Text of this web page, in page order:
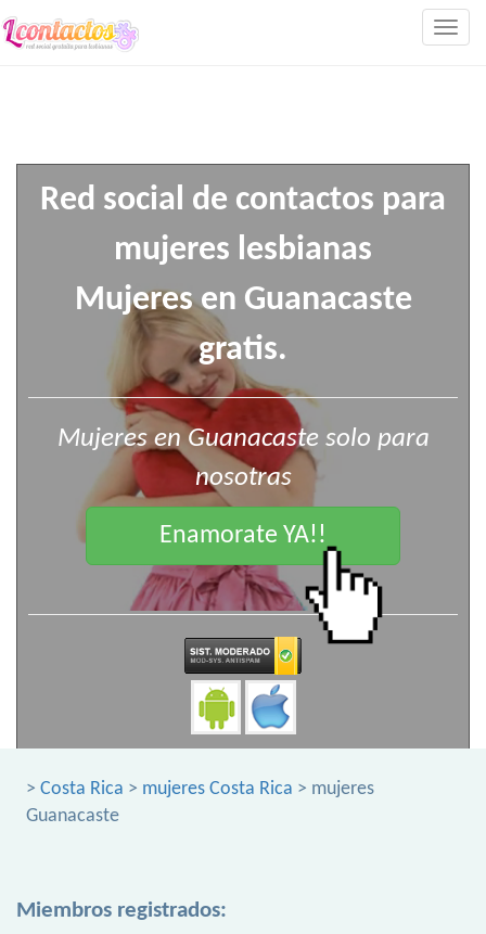
Red social de contactos para
mujeres lesbianas
Mujeres en Guanacaste
gratis.
Mujeres en Guanacaste solo para
nosotras
Enamorate YA!!
> Costa Rica > mujeres Costa Rica > mujeres
Guanacaste
Miembros registrados: